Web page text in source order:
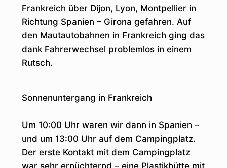
Frankreich über Dijon, Lyon, Montpellier in
Richtung Spanien – Girona gefahren. Auf
den Mautautobahnen in Frankreich ging das
dank Fahrerwechsel problemlos in einem
Rutsch.
Sonnenuntergang in Frankreich
Um 10:00 Uhr waren wir dann in Spanien –
und um 13:00 Uhr auf dem Campingplatz.
Der erste Kontakt mit dem Campingplatz
war sehr ernüchternd – eine Plastikhütte mit